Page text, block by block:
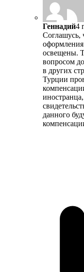
Геннадий4
Соглашусь,
оформления
освещены.
вопросом
в других
Турции
данного